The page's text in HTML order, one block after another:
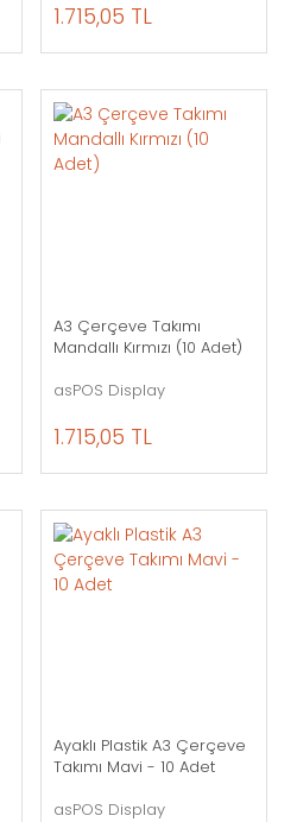
1.715,05 TL
A3 Çerçeve Takımı
Mandallı Kırmızı (10 Adet)
asPOS Display
1.715,05 TL
Ayaklı Plastik A3 Çerçeve
Takımı Mavi - 10 Adet
asPOS Display